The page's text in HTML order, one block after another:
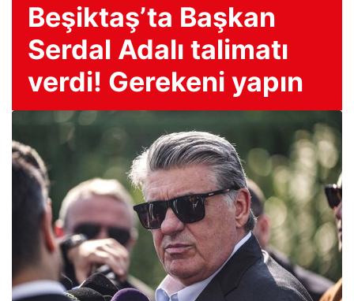
Beşiktaş’ta Başkan
Serdal Adalı talimatı
verdi! Gerekeni yapın